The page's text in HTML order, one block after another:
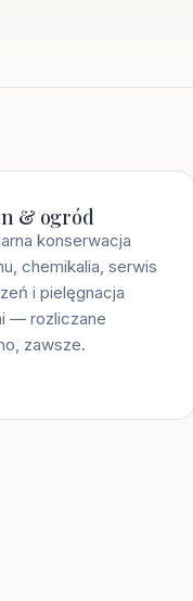
& ogród
konserwacja
chemikalia, serwis
i pielęgnacja
— rozliczane
zawsze.